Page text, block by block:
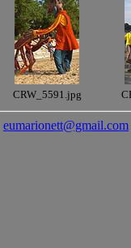
CRW_5591.jpg
eumarionett@gmail.com